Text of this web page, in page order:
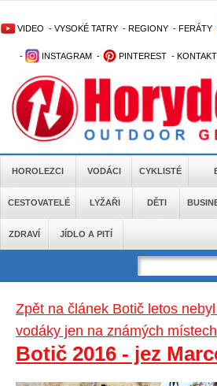
VIDEO - VYSOKÉ TATRY - REGIONY - FERÁTY
- INSTAGRAM - PINTEREST - KONTAKT
HOROLEZCI VODÁCI CYKLISTÉ
CESTOVATELÉ LYŽAŘI DĚTI
ZDRAVÍ JÍDLO A PITÍ
Zpět na článek Botič letos
vodáky jen na známých místech
Botič 2016 - jez